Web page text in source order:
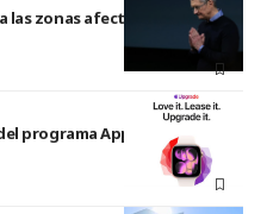
las zonas afectadas por los
programa Apple Upgrade